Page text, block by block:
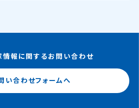
情報に関するお問い合わせ
い合わせフォームへ